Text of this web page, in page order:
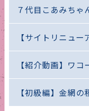
７代目こあみちゃ
【サイトリニュ
【紹介動画】ワ
【初級編】金網の